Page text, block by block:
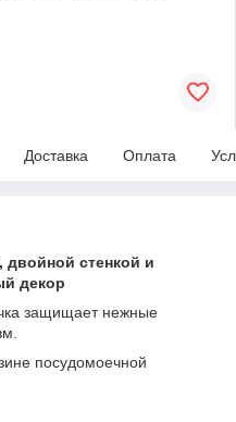
Доставка Оплата
двойной стенкой и
декор
защищает нежные
посудомоечной